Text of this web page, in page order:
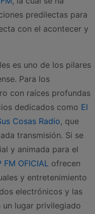
predilectas para
con el acontecer y
es uno de los pilares
Para los
con raíces profundas
dedicados como El
Cosas Radio, que
transmisión. Si se
y animada para el
FM OFICIAL ofrecen
y entretenimiento
electrónicos y las
un lugar privilegiado